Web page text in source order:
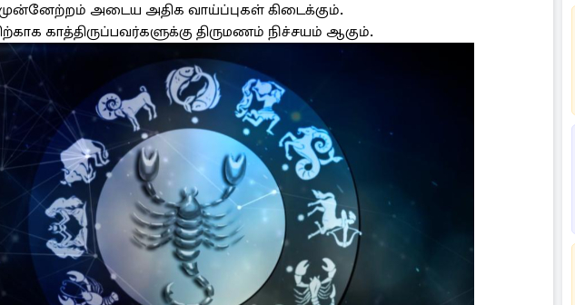
அடைய அதிக வாய்ப்புகள் கிடைக்கும்.
காத்திருப்பவர்களுக்கு திருமணம் நிச்சயம் ஆகும்.